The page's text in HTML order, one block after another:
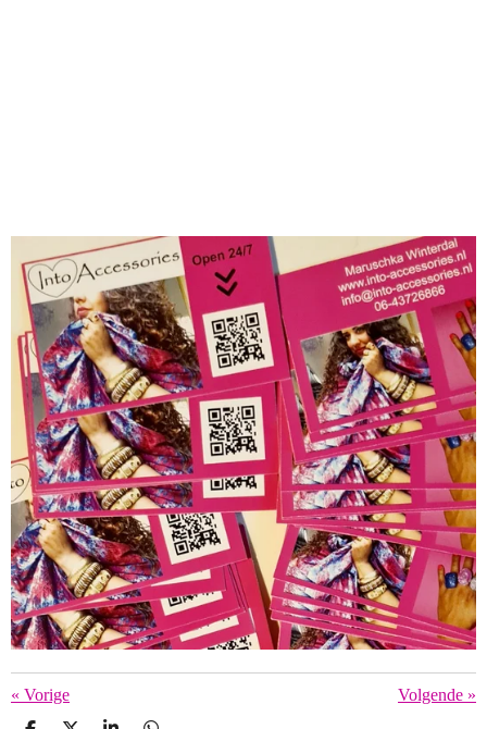
« Vorige Volgende »